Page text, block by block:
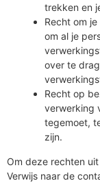
trekken en
Recht om
om al je
over te
Recht op
verwerking
tegemoet,
zijn.
Om deze rechten
Verwijs naar de